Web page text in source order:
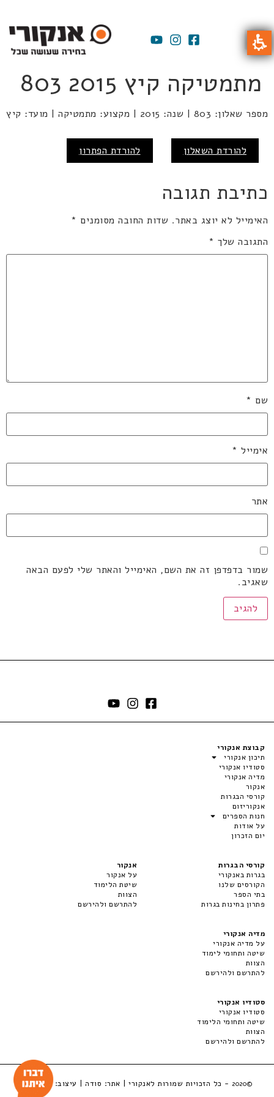
מתמטיקה קיץ 2015 803
מספר שאלון: 803 | שנה: 2015 | מקצוע: מתמטיקה | מועד: קיץ
להורדת השאלון להורדת הפתרון
כתיבת תגובה
האימייל לא יוצג באתר. שדות החובה מסומנים *
התגובה שלך *
שם *
אימייל *
אתר
שמור בדפדפן זה את השם, האימייל והאתר שלי לפעם הבאה
שאגיב.
קבוצת אנקורי
תיכון אנקורי
סטודיו אנקורי
מדיה אנקורי
אנקור
קורסי הבגרות
אנקוריזום
חנות הספרים
על אודות
יום הזכרון
קורסי הבגרות
בגרות באנקורי
הקורסים שלנו
בתי הספר
פתרון בחינות בגרות
אנקור
על אנקור
שיטת הלימוד
הצוות
להתרשם ולהירשם
מדיה אנקורי
על מדיה אנקורי
שיטה ותחומי לימוד
הצוות
להתרשם ולהירשם
סטודיו אנקורי
סטודיו אנקורי
שיטה ותחומי הלימוד
הצוות
להתרשם ולהירשם
©2020 - כל הזכויות שמורות לאנקורי | אתר: סודה| עיצוב:LuckyBox